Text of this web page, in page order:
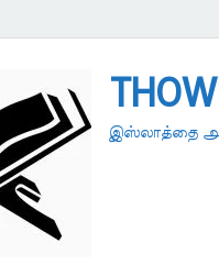
இஸ்லாத்தை